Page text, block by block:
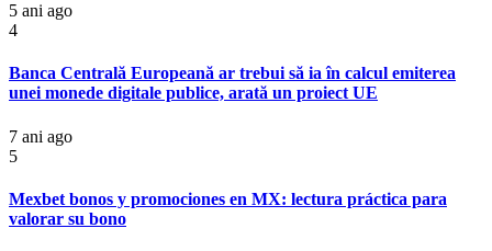
5 ani ago
4
Banca Centrală Europeană ar trebui să ia în calcul emiterea
unei monede digitale publice, arată un proiect UE
7 ani ago
5
Mexbet bonos y promociones en MX: lectura práctica para
valorar su bono